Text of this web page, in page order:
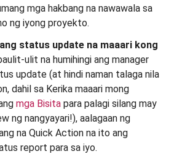
mga hakbang na nawawala sa
ng iyong proyekto.
status update na maaari kong
ulit na humihingi ang manager
update (at hindi naman talaga nila
dahil sa Kerika maaari mong
mga Bisita para palagi silang may
ng nangyayari!), aalagaan ng
na Quick Action na ito ang
report para sa iyo.